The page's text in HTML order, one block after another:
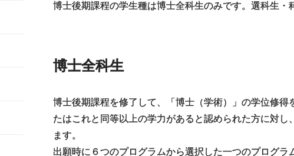
博士後期課程の学生種は博士全科生のみです。選科生・
博士全科生
博士後期課程を修了して、「博士（学術）」の学位修
たはこれと同等以上の学力があると認められた方に対
ます。
出願時に６つのプログラムから選択した一つのプログラ